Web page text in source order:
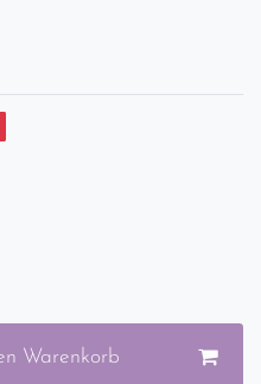
Warenkorb